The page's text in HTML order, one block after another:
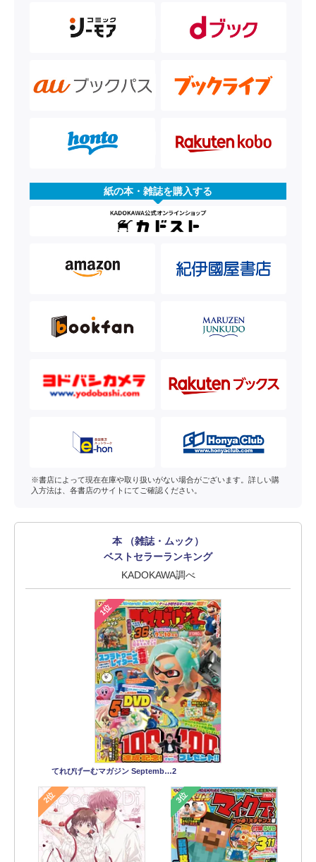
紙の本・雑誌を購入する
※書店によって現在在庫や取り扱いがない場合がございます。詳しい購
入方法は、各書店のサイトにてご確認ください。
本 （雑誌・ムック）
ベストセラーランキング
KADOKAWA調べ
1位
てれびげーむマガジン Septemb…2
2位 3位